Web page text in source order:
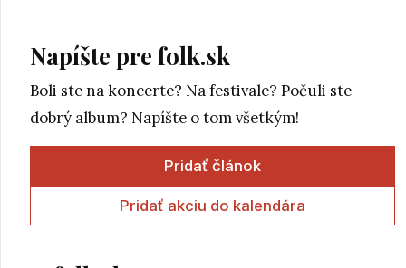
Napíšte pre folk.sk
Boli ste na koncerte? Na festivale? Počuli ste
dobrý album? Napíšte o tom všetkým!
Pridať článok
Pridať akciu do kalendára